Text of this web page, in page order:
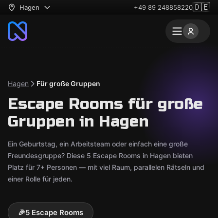
Hagen +49 89 248858220🇩🇪
Hagen Für große Gruppen
Escape Rooms für große
Gruppen in Hagen
Ein Geburtstag, ein Arbeitsteam oder einfach eine große
Freundesgruppe? Diese 5 Escape Rooms in Hagen bieten
Platz für 7+ Personen — mit viel Raum, parallelen Rätseln und
einer Rolle für jeden.
🎉5 Escape Rooms